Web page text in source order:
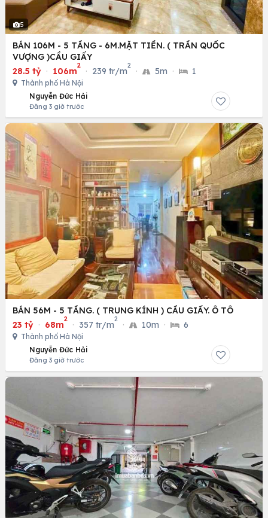
5
BÁN 106M - 5 TẦNG - 6M.MẶT TIỀN. ( TRẦN QUỐC
VƯỢNG )CẦU GIẤY
28.5 tỷ · 106m
2
· 239 tr/m
2
· 5m · 1
Thành phố Hà Nội
Nguyễn Đức Hải
Đăng 3 giờ trước
BÁN 56M - 5 TẦNG. ( TRUNG KÍNH ) CẦU GIẤY. Ô TÔ
23 tỷ · 68m
2
· 357 tr/m
2
· 10m · 6
Thành phố Hà Nội
Nguyễn Đức Hải
Đăng 3 giờ trước